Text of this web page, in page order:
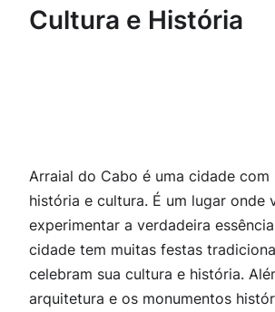
Cultura e História
Arraial do Cabo é uma cidade com
história e cultura. É um lugar onde
experimentar a verdadeira
cidade tem muitas festas
celebram sua cultura e história.
arquitetura e os monumentos